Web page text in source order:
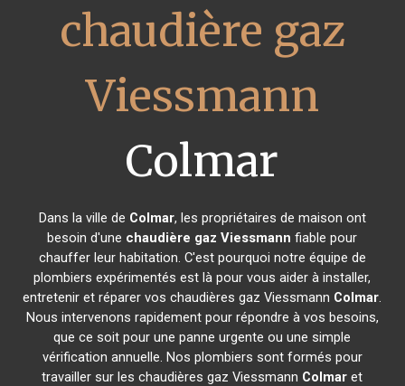
chaudière gaz
Viessmann
Colmar
Dans la ville de Colmar, les propriétaires de maison ont
besoin d'une chaudière gaz Viessmann fiable pour
chauffer leur habitation. C'est pourquoi notre équipe de
plombiers expérimentés est là pour vous aider à installer,
entretenir et réparer vos chaudières gaz Viessmann Colmar.
Nous intervenons rapidement pour répondre à vos besoins,
que ce soit pour une panne urgente ou une simple
vérification annuelle. Nos plombiers sont formés pour
travailler sur les chaudières gaz Viessmann Colmar et